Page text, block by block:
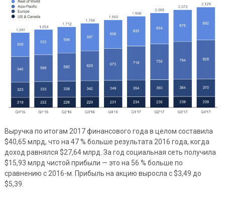
Выручка по итогам 2017 финансового года в целом составила
$40,65 млрд, что на 47 % больше результата 2016 года, когда
доход равнялся $27,64 млрд. За год социальная сеть получила
$15,93 млрд чистой прибыли — это на 56 % больше по
сравнению с 2016-м. Прибыль на акцию выросла с $3,49 до
$5,39.